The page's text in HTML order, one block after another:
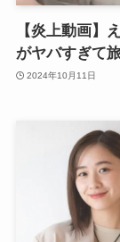
【炎上動画】
がヤバすぎて
2024年10月11日